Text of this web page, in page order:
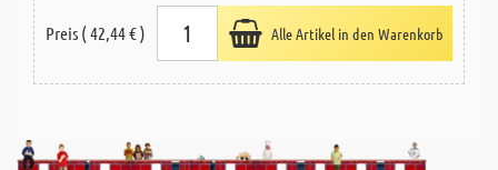
Preis ( 42,44 € ) Alle Artikel in den Warenkorb